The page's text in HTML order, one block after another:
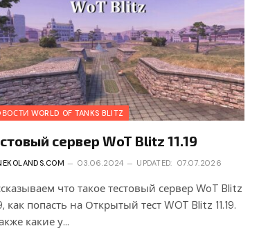
WORLD OF TANKS BLITZ
сервер WoT Blitz 11.19
03.06.2024 UPDATED: 07.07.2026
что такое тестовый сервер WoT Blitz
как попасть на Открытый тест WOT Blitz 11.19.
какие у…